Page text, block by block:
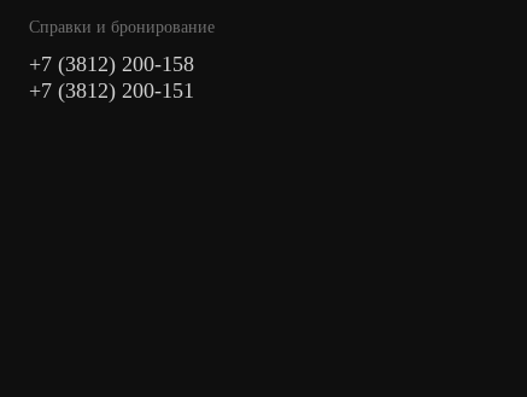
Cправки и бронирование
+7 (3812) 200-158
+7 (3812) 200-151